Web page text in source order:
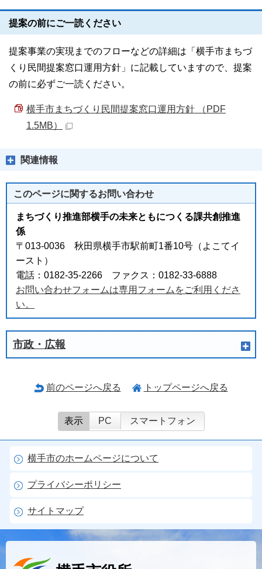
提案の前にご一読ください
提案事業の実現までのフローなどの詳細は「横手市まちづ
くり民間提案窓口運用方針」に記載していますので、提案
の前に必ずご一読ください。
横手市まちづくり民間提案窓口運用方針 （PDF
1.5MB）
関連情報
このページに関するお問い合わせ
まちづくり推進部横手の未来ともにつくる課共創推進
係
〒013-0036 秋田県横手市駅前町1番10号（よこてイ
ースト）
電話：0182-35-2266 ファクス：0182-33-6888
お問い合わせフォームは専用フォームをご利用くださ
い。
市政・広報
前のページへ戻る トップページへ戻る
表示 PC スマートフォン
横手市のホームページについて
プライバシーポリシー
サイトマップ